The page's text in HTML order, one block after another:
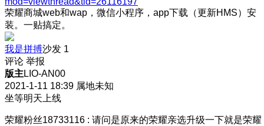
荣耀商城web和wap，微信小程序，app下载（更新HMS）安
装。一贴搞定。
我是拼搏沙发 1
评论 举报
版主LIO-AN00
2021-1-11 18:39 属地未知
坐等明天上线
荣耀粉丝18733116 : 请问是原来的荣耀亲选升级一下就是荣耀